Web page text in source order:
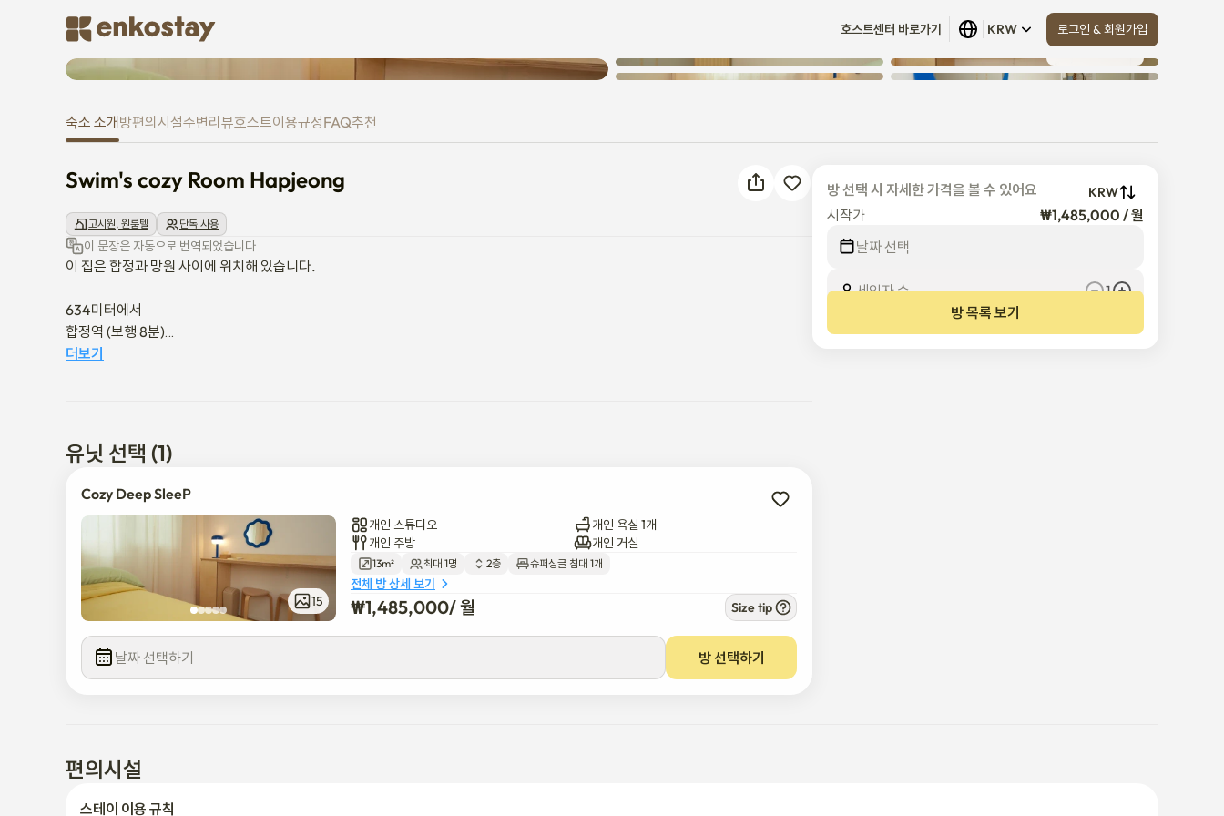
호스트센터 바로가기 KRW 로그인 & 회원가입
Swim's cozy Room Hapjeong
모두 보기 (15)
숙소 소개 방편의시설주변리뷰호스트이용규정FAQ추천
Swim's cozy Room Hapjeong
고시원, 원룸텔 단독 사용
이 문장은 자동으로 번역되었습니다
이 집은 합정과 망원 사이에 위치해 있습니다.
634미터에서
합정역 (보행 8분)
서브 라인 2, 6
서브 라인 6
집 주변에는 작고 귀여운 레스토랑, 바, 카페가 많이 있습니다.
이 집은 2층에 위치해 있으며 계단이 있습니다. 확인해 주세요!!
혼자 여행하기에 완벽하지만 커플에게도 아늑할 수 있습니다.
(13㎡ 소형 주택, 슈퍼 싱글 침대)
더보기
유닛 선택 (1)
Cozy Deep SleeP
15
개인 스튜디오
개인 욕실 1개
개인 주방
개인 거실
13m² 최대 1명 2층 슈퍼싱글 침대 1개
전체 방 상세 보기
₩1,485,000/ 월 Size tip
날짜 선택하기 방 선택하기
방 선택 시 자세한 가격을 볼 수 있어요 KRW
시작가
₩1,485,000 / 월
날짜 선택
세입자 수
1
방 목록 보기
편의시설
스테이 이용 규칙
다시 시도해 주세요.